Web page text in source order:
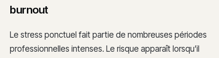
burnout
Le stress ponctuel fait partie de nombreuses périodes
professionnelles intenses. Le risque apparaît lorsqu’il